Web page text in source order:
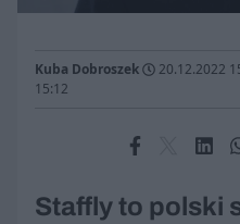
Kuba Dobroszek 20.12.2022
15:12
Staffly to polski